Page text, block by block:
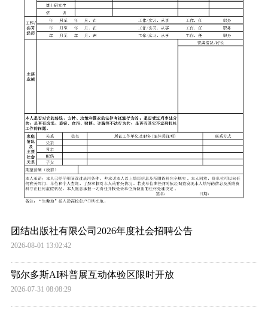
团结出版社有限公司2026年度社会招聘公告
2026-08-01 13:02:42
‌鄂尔多斯AI科普展互动体验区限时开放
2026-07-31 08:08:29